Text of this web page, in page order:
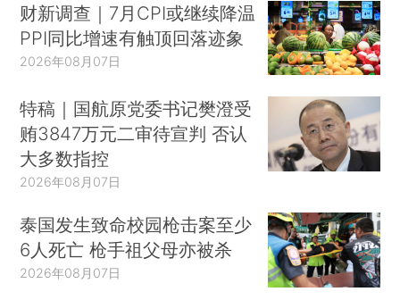
财新调查｜7月CPI或继续降温
PPI同比增速有触顶回落迹象
2026年08月07日
特稿｜国航原党委书记樊澄受
贿3847万元二审待宣判 否认
大多数指控
2026年08月07日
泰国发生致命校园枪击案至少
6人死亡 枪手祖父母亦被杀
2026年08月07日